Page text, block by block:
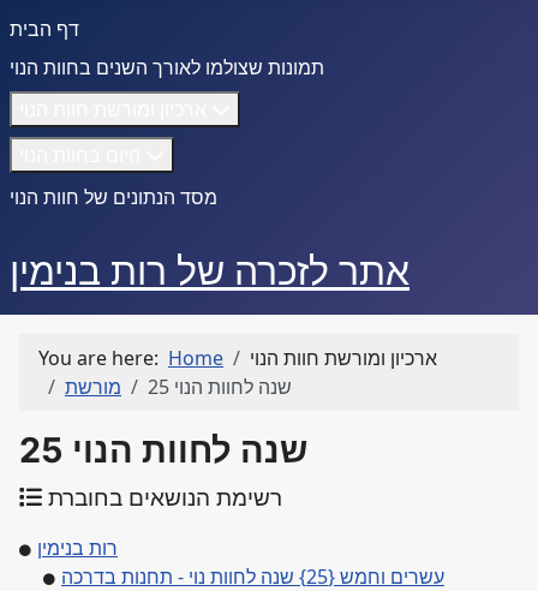
דף הבית
תמונות שצולמו לאורך השנים בחוות הנוי
מסד הנתונים של חוות הנוי
אתר לזכרה של רות בנימין
You are here: Home
ארכיון ומורשת חוות הנוי
מורשת
25 שנה לחוות הנוי
25 שנה לחוות הנוי
רשימת הנושאים בחוברת
רות בנימין
עשרים וחמש {25} שנה לחוות נוי - תחנות בדרכה